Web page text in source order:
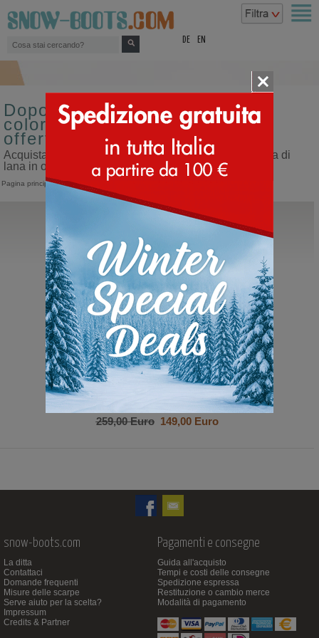
DE EN
Doposci classici misura 36
colore nero fodera di lana in
offerta
Acquista doposci classici misura 36 colore nero fodera di
lana in offerta sul nostro sito dedicato ai doposci
Pagina principale>Doposci Classici
La Thuile
Stivali invernali
259,00 Euro149,00 Euro
snow-boots.com
La ditta
Contattaci
Domande frequenti
Misure delle scarpe
Serve aiuto per la scelta?
Impressum
Credits & Partner
Pagamenti e consegne
Guida all'acquisto
Tempi e costi delle consegne
Spedizione espressa
Restituzione o cambio merce
Modalità di pagamento